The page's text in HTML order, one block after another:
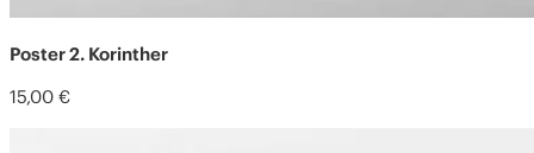
Poster 2. Korinther
15,00 €